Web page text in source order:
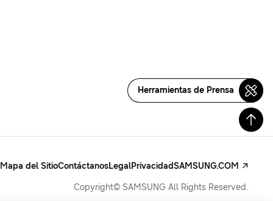
Herramientas de Prensa
Mapa del SitioContáctanosLegalPrivacidadSAMSUNG.COM
Copyright© SAMSUNG All Rights Reserved.